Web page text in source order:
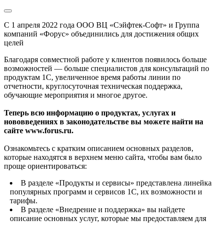
С 1 апреля 2022 года ООО ВЦ «Сэйфтек-Софт» и Группа
компаний «Форус» объединились для достижения общих
целей
Благодаря совместной работе у клиентов появилось больше
возможностей — больше специалистов для консультаций по
продуктам 1С, увеличенное время работы линии по
отчетности, круглосуточная техническая поддержка,
обучающие мероприятия и многое другое.
Теперь всю информацию о продуктах, услугах и
нововведениях в законодательстве вы можете найти на
сайте www.forus.ru.
Ознакомьтесь с кратким описанием основных разделов,
которые находятся в верхнем меню сайта, чтобы вам было
проще ориентироваться:
В разделе «Продукты и сервисы» представлена линейка
популярных программ и сервисов 1С, их возможности и
тарифы.
В разделе «Внедрение и поддержка» вы найдете
описание основных услуг, которые мы предоставляем для